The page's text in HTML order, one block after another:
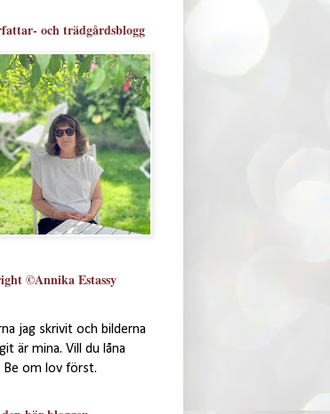
och trädgårdsblogg
©Annika Estassy
jag skrivit och bilderna
är mina. Vill du låna
Be om lov först.